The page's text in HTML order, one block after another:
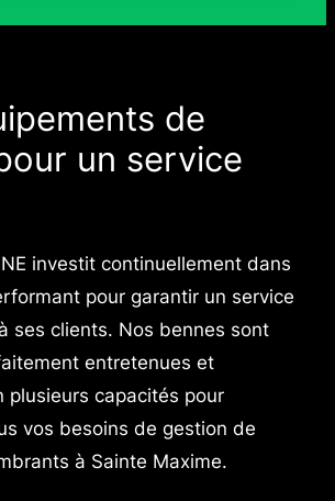
de
un service
investit continuellement dans
pour garantir un service
ses clients. Nos bennes sont
entretenues et
plusieurs capacités pour
vos besoins de gestion de
à Sainte Maxime.